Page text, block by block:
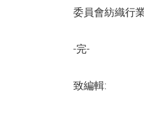
委員會紡織行
-完-
致編輯: